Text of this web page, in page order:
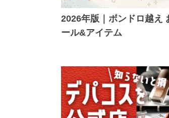
2026年版｜ボンドロ越え
ール&アイテム